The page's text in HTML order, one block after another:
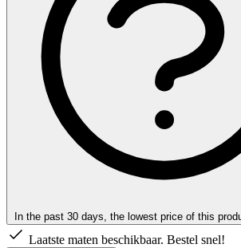
In the past 30 days, the lowest price of this
Laatste maten beschikbaar. Bestel snel!